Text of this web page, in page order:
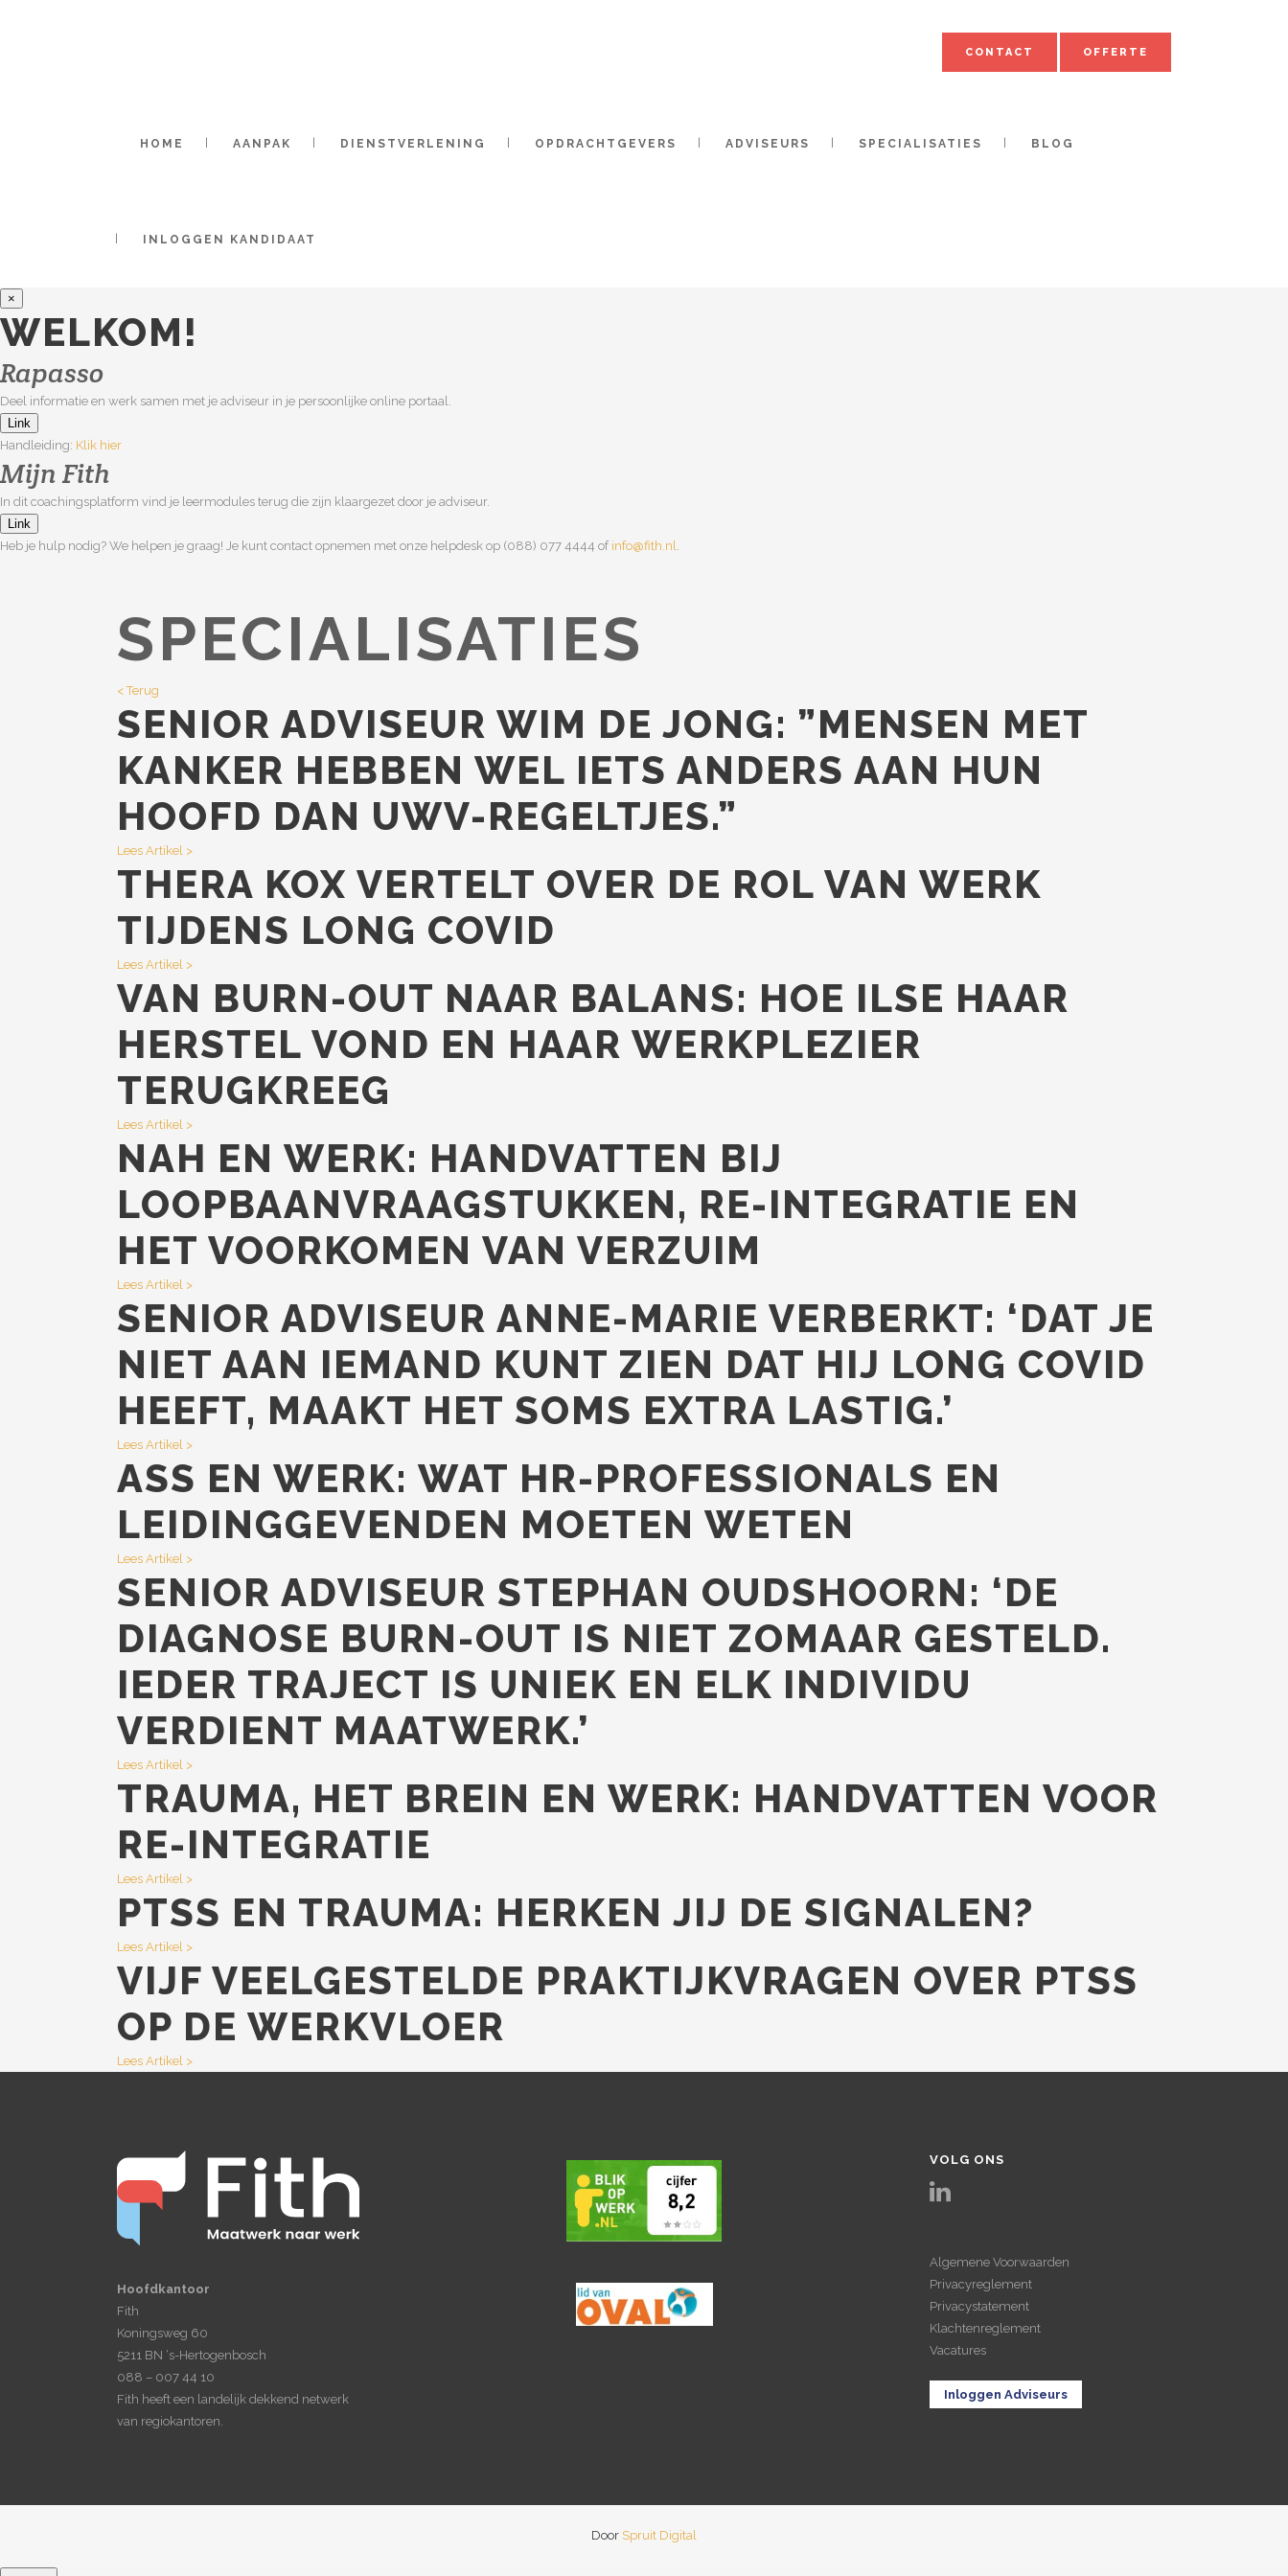
CONTACT OFFERTE
HOME AANPAK DIENSTVERLENING OPDRACHTGEVERS ADVISEURS SPECIALISATIES BLOG
INLOGGEN KANDIDAAT
×
WELKOM!
Rapasso
Deel informatie en werk samen met je adviseur in je persoonlijke online portaal.
Link
Handleiding: Klik hier
Mijn Fith
In dit coachingsplatform vind je leermodules terug die zijn klaargezet door je adviseur.
Link
Heb je hulp nodig? We helpen je graag! Je kunt contact opnemen met onze helpdesk op (088) 077 4444 of info@fith.nl.
SPECIALISATIES
< Terug
SENIOR ADVISEUR WIM DE JONG: ”MENSEN MET
KANKER HEBBEN WEL IETS ANDERS AAN HUN
HOOFD DAN UWV-REGELTJES.”
Lees Artikel >
THERA KOX VERTELT OVER DE ROL VAN WERK
TIJDENS LONG COVID
Lees Artikel >
VAN BURN-OUT NAAR BALANS: HOE ILSE HAAR
HERSTEL VOND EN HAAR WERKPLEZIER
TERUGKREEG
Lees Artikel >
NAH EN WERK: HANDVATTEN BIJ
LOOPBAANVRAAGSTUKKEN, RE-INTEGRATIE EN
HET VOORKOMEN VAN VERZUIM
Lees Artikel >
SENIOR ADVISEUR ANNE-MARIE VERBERKT: ‘DAT JE
NIET AAN IEMAND KUNT ZIEN DAT HIJ LONG COVID
HEEFT, MAAKT HET SOMS EXTRA LASTIG.’
Lees Artikel >
ASS EN WERK: WAT HR-PROFESSIONALS EN
LEIDINGGEVENDEN MOETEN WETEN
Lees Artikel >
SENIOR ADVISEUR STEPHAN OUDSHOORN: ‘DE
DIAGNOSE BURN-OUT IS NIET ZOMAAR GESTELD.
IEDER TRAJECT IS UNIEK EN ELK INDIVIDU
VERDIENT MAATWERK.’
Lees Artikel >
TRAUMA, HET BREIN EN WERK: HANDVATTEN VOOR
RE-INTEGRATIE
Lees Artikel >
PTSS EN TRAUMA: HERKEN JIJ DE SIGNALEN?
Lees Artikel >
VIJF VEELGESTELDE PRAKTIJKVRAGEN OVER PTSS
OP DE WERKVLOER
Lees Artikel >
Hoofdkantoor
Fith
Koningsweg 60
5211 BN ‘s-Hertogenbosch
088 – 007 44 10
Fith heeft een landelijk dekkend netwerk
van regiokantoren.
VOLG ONS
Algemene Voorwaarden
Privacyreglement
Privacystatement
Klachtenreglement
Vacatures
Inloggen Adviseurs
Door Spruit Digital